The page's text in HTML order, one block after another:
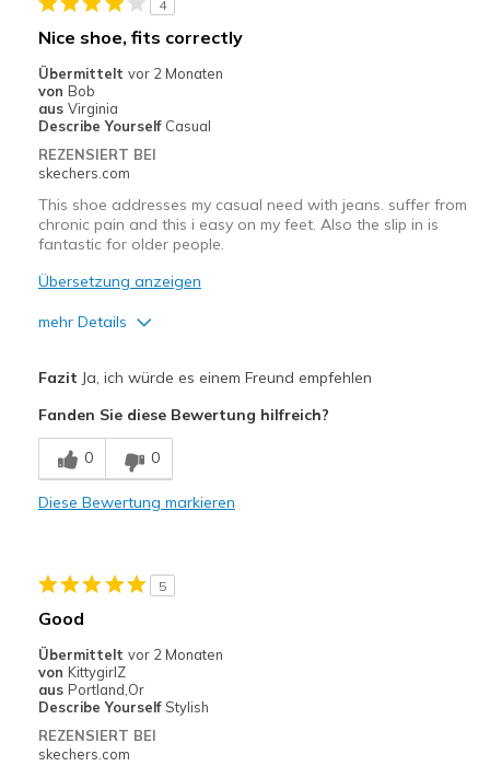
4
Nice shoe, fits correctly
Übermittelt vor 2 Monaten
von Bob
aus Virginia
Describe Yourself Casual
REZENSIERT BEI
skechers.com
This shoe addresses my casual need with jeans. suffer from
chronic pain and this i easy on my feet. Also the slip in is
fantastic for older people.
Übersetzung anzeigen
mehr Details
Breathe Well
Comfortable
Travel
Width
Sizing
Fazit Ja, ich würde es einem Freund empfehlen
Fanden Sie diese Bewertung hilfreich?
0 0
Diese Bewertung markieren
5
Good
Übermittelt vor 2 Monaten
von KittygirlZ
aus Portland,Or
Describe Yourself Stylish
REZENSIERT BEI
skechers.com